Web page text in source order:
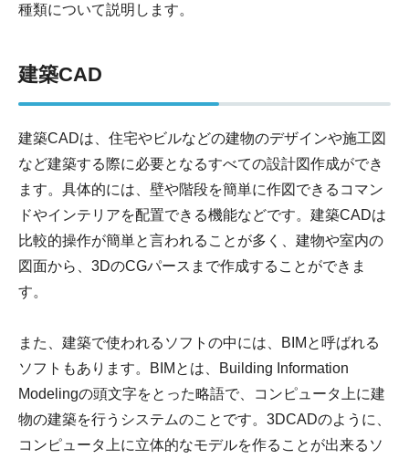
種類について説明します。
建築CAD
建築CADは、住宅やビルなどの建物のデザインや施工図
など建築する際に必要となるすべての設計図作成ができ
ます。具体的には、壁や階段を簡単に作図できるコマン
ドやインテリアを配置できる機能などです。建築CADは
比較的操作が簡単と言われることが多く、建物や室内の
図面から、3DのCGパースまで作成することができま
す。
また、建築で使われるソフトの中には、BIMと呼ばれる
ソフトもあります。BIMとは、Building Information
Modelingの頭文字をとった略語で、コンピュータ上に建
物の建築を行うシステムのことです。3DCADのように、
コンピュータ上に立体的なモデルを作ることが出来るソ